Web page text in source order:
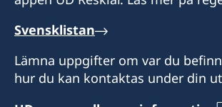
Svensklistan
Lämna uppgifter om var du
hur du kan kontaktas under din